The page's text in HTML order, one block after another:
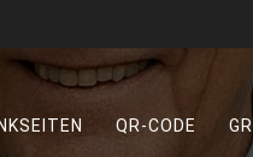
QR-CODE